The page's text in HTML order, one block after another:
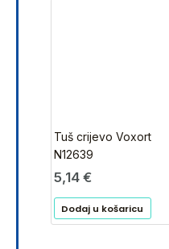
Tuš crijevo Voxort
N12639
5,14 €
Dodaj u košaricu